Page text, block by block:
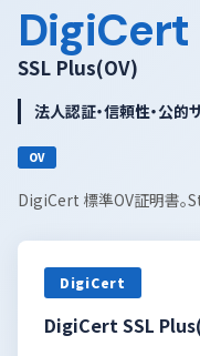
DigiCert
SSL Plus(OV)
法人認証・信頼性・公的
OV
DigiCert 標準OV証明書。
DigiCert
DigiCert SSL